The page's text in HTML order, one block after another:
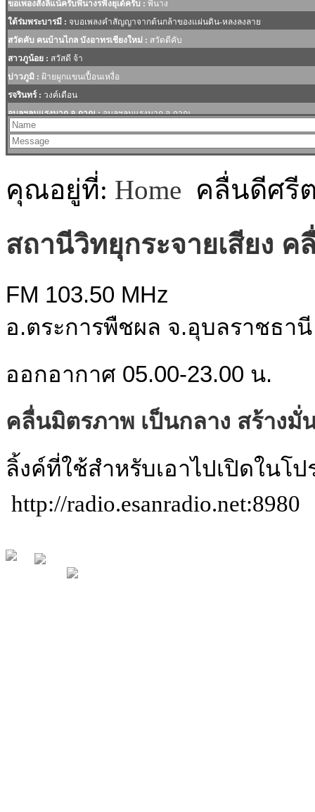
คุณอยู่ที่: Home คลื่นดีศรีต
สถานีวิทยุกระจายเสียง ค
FM 103.50 MHz
อ.ตระการพืชผล จ.อุบลราชธานี
ออกอากาศ 05.00-23.00 น.
คลื่นมิตรภาพ เป็นกลาง สร้างมั่
ลิ้งค์ที่ใช้สำหรับเอาไปเปิดในโ
http://radio.esanradio.net:8980